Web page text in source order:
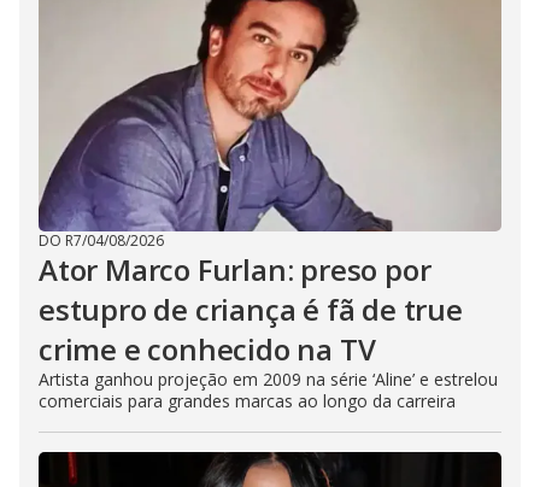
DO R7/04/08/2026
Ator Marco Furlan: preso por
estupro de criança é fã de true
crime e conhecido na TV
Artista ganhou projeção em 2009 na série ‘Aline’ e estrelou
comerciais para grandes marcas ao longo da carreira